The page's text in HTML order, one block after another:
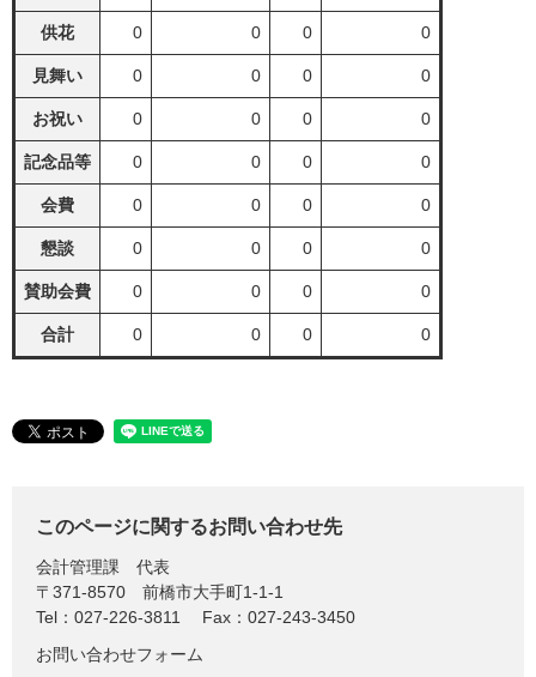
供花 0 0 0 0
見舞い 0 0 0 0
お祝い 0 0 0 0
記念品等 0 0 0 0
会費 0 0 0 0
懇談 0 0 0 0
賛助会費 0 0 0 0
合計 0 0 0 0
このページに関するお問い合わせ先
会計管理課
代表
〒371-8570
前橋市大手町1-1-1
Tel：027-226-3811
Fax：027-243-3450
お問い合わせフォーム